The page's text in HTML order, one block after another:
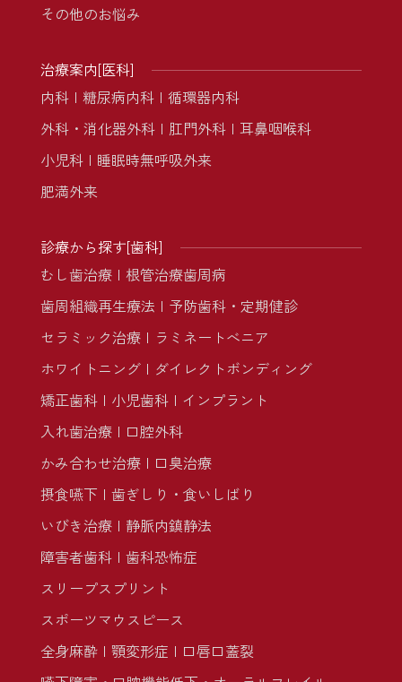
その他のお悩み
治療案内[医科]
内科
糖尿病内科
循環器内科
外科・消化器外科
肛門外科
耳鼻咽喉科
小児科
睡眠時無呼吸外来
肥満外来
診療から探す[歯科]
むし歯治療
根管治療歯周病
歯周組織再生療法
予防歯科・定期健診
セラミック治療
ラミネートべニア
ホワイトニング
ダイレクトボンディング
矯正歯科
小児歯科
インプラント
入れ歯治療
口腔外科
かみ合わせ治療
口臭治療
摂食嚥下
歯ぎしり・食いしばり
いびき治療
静脈内鎮静法
障害者歯科
歯科恐怖症
スリープスプリント
スポーツマウスピース
全身麻酔
顎変形症
口唇口蓋裂